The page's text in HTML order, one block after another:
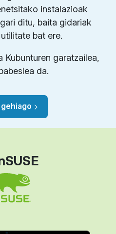
instalazioak
ditu, baita gidariak
bat ere.
Kubunturen garatzailea,
da.